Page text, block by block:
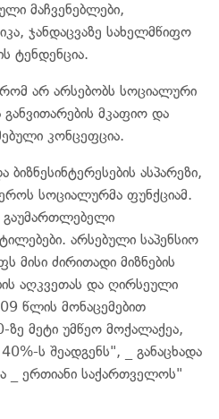
მაჩვენებლები,
ჯანდაცვაზე სახელმწიფო
ტენდენცია.
არ არსებობს სოციალური
მკაფიო და
კონცეფცია.
ასპარეზი,
სოციალურმა ფუნქციამ.
არსებული საპენსიო
მისი ძირითადი მიზნების
აღკვეთას და ღირსეული
წლის მონაცემებით
მეტი უმწეო მოქალაქეა,
ს შეადგენს", _ განაცხადა
_ ერთიანი საქართველოს"